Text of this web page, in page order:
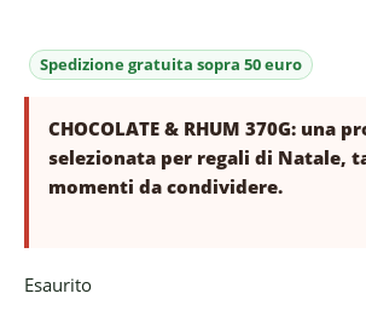
CHOCOLATE & RHUM 370G: una
selezionata per regali di Natale,
momenti da condividere.
Esaurito